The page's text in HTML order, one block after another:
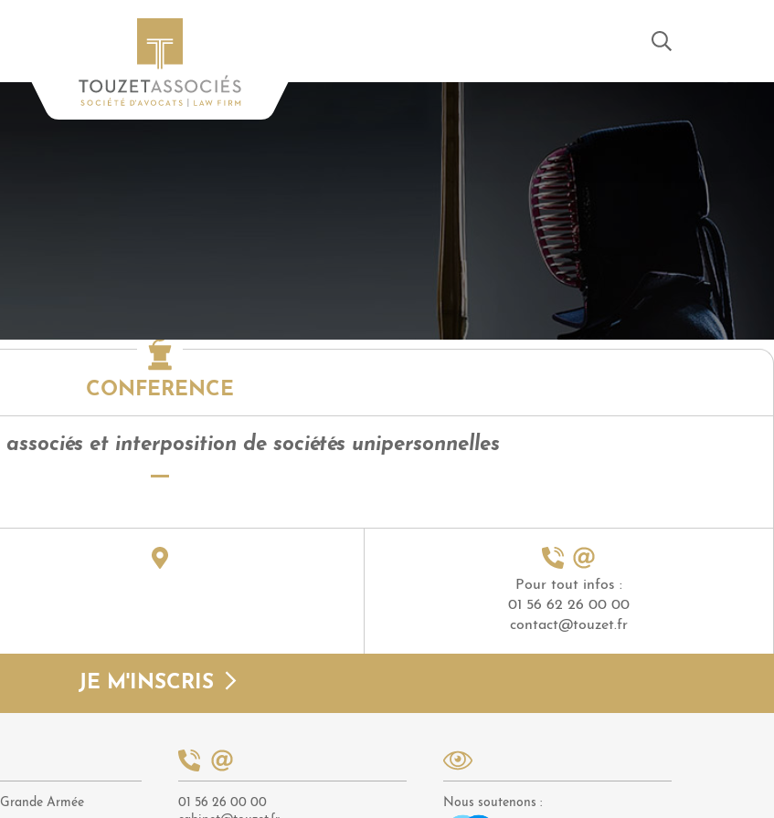
CONFERENCE
associés et interposition de sociétés unipersonnelles
Pour tout infos :
01 56 62 26 00 00
contact@touzet.fr
JE M'INSCRIS
Armée
01 56 26 00 00
Nous soutenons :